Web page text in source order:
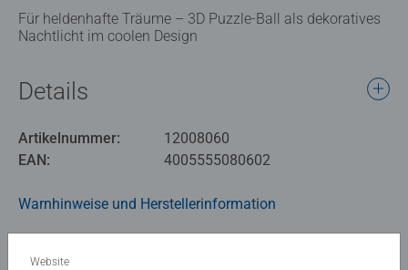
Für heldenhafte Träume – 3D Puzzle-Ball als dekoratives
Nachtlicht im coolen Design
Details
Artikelnummer:
12008060
EAN:
4005555080602
Warnhinweise und Herstellerinformation
Ähnliche Produkte
Website